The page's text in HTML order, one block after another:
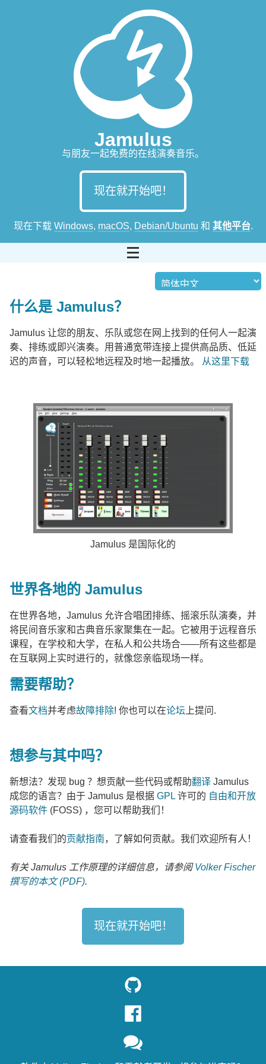
Jamulus
与朋友一起免费的在线演奏音乐。
现在就开始吧！
现在下载 Windows, macOS, Debian/Ubuntu 和 其他平台.
什么是 Jamulus？
Jamulus 让您的朋友、乐队或您在网上找到的任何人一起演
奏、排练或即兴演奏。用普通宽带连接上提供高品质、低延
迟的声音，可以轻松地远程及时地一起播放。
从这里下载
Jamulus 是国际化的
世界各地的 Jamulus
在世界各地，Jamulus 允许合唱团排练、摇滚乐队演奏，并
将民间音乐家和古典音乐家聚集在一起。它被用于远程音乐
课程，在学校和大学，在私人和公共场合——所有这些都是
在互联网上实时进行的，就像您亲临现场一样。
需要帮助？
查看文档并考虑故障排除! 你也可以在论坛 上提问.
想参与其中吗？
新想法？发现 bug ？想贡献一些代码或帮助翻译 Jamulus
成您的语言？由于 Jamulus 是根据 GPL 许可的 自由和开放
源码软件 (FOSS) ，您可以帮助我们！
请查看我们的贡献指南，了解如何贡献。我们欢迎所有人！
有关 Jamulus 工作原理的详细信息，请参阅Volker Fischer
撰写的本文 (PDF).
现在就开始吧！